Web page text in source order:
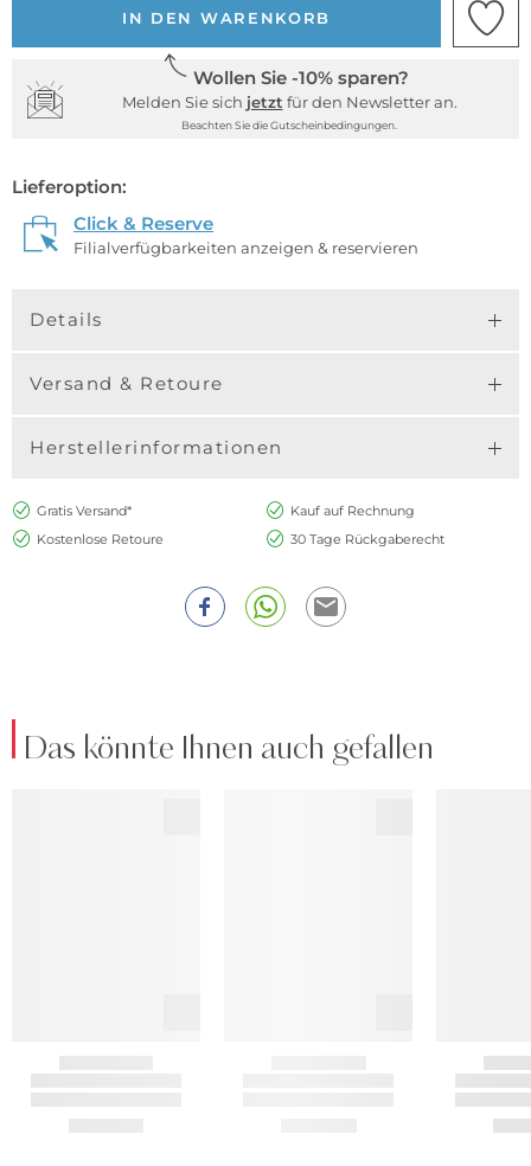
IN DEN WARENKORB
Wollen Sie -10% sparen?
Melden Sie sich jetzt für den Newsletter an.
Beachten Sie die Gutscheinbedingungen.
Lieferoption:
Click & Reserve
Filialverfügbarkeiten anzeigen & reservieren
Details
Versand & Retoure
Herstellerinformationen
Gratis Versand*
Kauf auf Rechnung
Kostenlose Retoure
30 Tage Rückgaberecht
Das könnte Ihnen auch gefallen